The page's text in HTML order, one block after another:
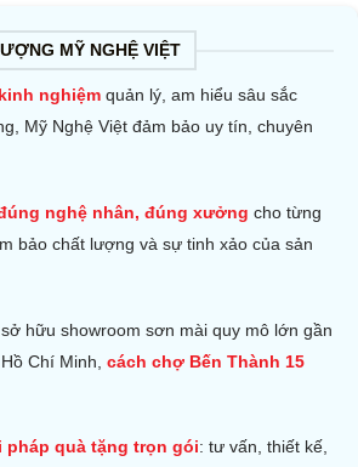
MỸ NGHỆ VIỆT
nghiệm quản lý, am hiểu sâu sắc
Mỹ Nghệ Việt đảm bảo uy tín, chuyên
nghệ nhân, đúng xưởngcho từng
bảo chất lượng và sự tinh xảo của sản
hữu showroom sơn mài quy mô lớn gần
Hồ Chí Minh,cách chợ Bến Thành 15
pháp quà tặng trọn gói: tư vấn, thiết kế,